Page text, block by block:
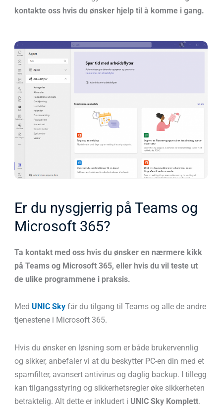
kontakte oss hvis du ønsker hjelp til å komme i gang.
Er du nysgjerrig på Teams og
Microsoft 365?
Ta kontakt med oss hvis du ønsker en nærmere kikk
på Teams og Microsoft 365, eller hvis du vil teste ut
de ulike programmene i praksis.
Med UNIC Skyfår du tilgang til Teams og alle de andre
tjenestene i Microsoft 365.
Hvis du ønsker en løsning som er både brukervennlig
og sikker, anbefaler vi at du beskytter PC-en din med et
spamfilter, avansert antivirus og daglig backup. I tillegg
kan tilgangsstyring og sikkerhetsregler øke sikkerheten
betraktelig. Alt dette er inkludert i UNIC Sky Komplett.